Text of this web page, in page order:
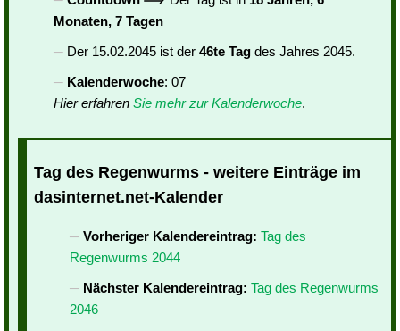
Monaten, 7 Tagen
Der 15.02.2045 ist der 46te Tag des Jahres 2045.
Kalenderwoche: 07
Hier erfahren Sie mehr zur Kalenderwoche.
Tag des Regenwurms - weitere Einträge im
dasinternet.net-Kalender
Vorheriger Kalendereintrag: Tag des
Regenwurms 2044
Nächster Kalendereintrag: Tag des Regenwurms
2046